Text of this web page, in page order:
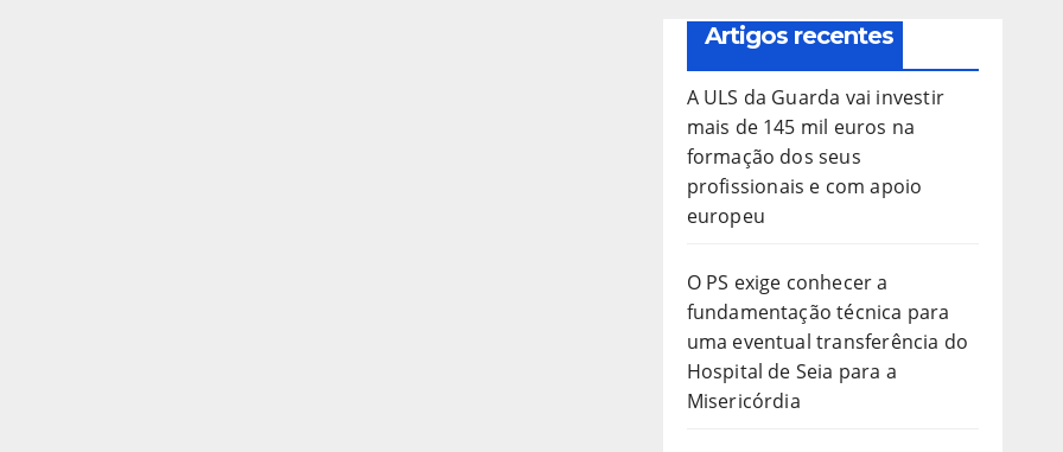
Artigos recentes
A ULS da Guarda vai investir
mais de 145 mil euros na
formação dos seus
profissionais e com apoio
europeu
O PS exige conhecer a
fundamentação técnica para
uma eventual transferência do
Hospital de Seia para a
Misericórdia